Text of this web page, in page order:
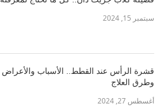
سبتمبر 15, 2024
قشرة الرأس عند القطط.. الأسباب والأعراض
وطرق العلاج
أغسطس 27, 2024